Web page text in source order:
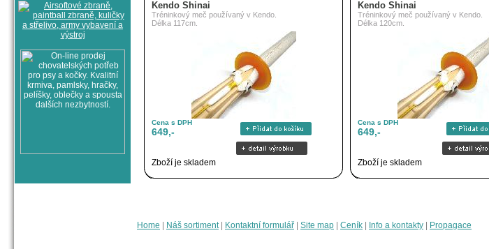
Kendo Shinai
Tréninkový meč používaný v Kendo.
Délka 117cm.
Cena s DPH
649,-
Zboží je skladem
Kendo Shinai
Tréninkový meč používaný v Kendo.
Délka 120cm.
Cena s DPH
649,-
Zboží je skladem
Home Náš sortiment| Kontaktní formulář Site map Ceník Info a kontakty Propagace